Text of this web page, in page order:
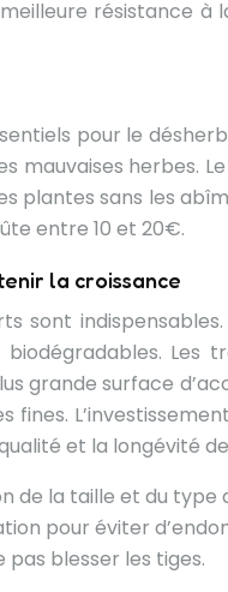
résistance à
pour le
herbes.
plantes sans les
entre 10 et 20€.
la croissance
sont
Les
grande surface
et la longévité
de la taille et du type
pour éviter
blesser les tiges.